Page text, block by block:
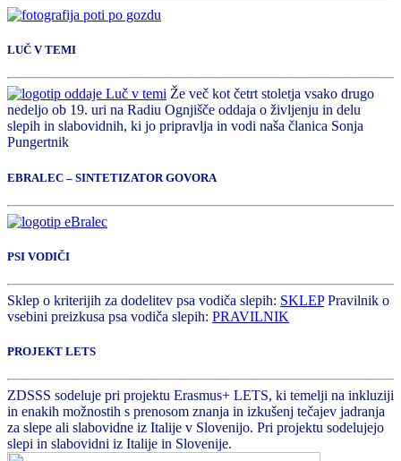
LUČ V TEMI
Že več kot četrt stoletja vsako drugo
nedeljo ob 19. uri na Radiu Ognjišče oddaja o življenju in delu
slepih in slabovidnih, ki jo pripravlja in vodi naša članica Sonja
Pungertnik
EBRALEC – SINTETIZATOR GOVORA
PSI VODIČI
Sklep o kriterijih za dodelitev psa vodiča slepih: SKLEPPravilnik o
vsebini preizkusa psa vodiča slepih: PRAVILNIK
PROJEKT LETS
ZDSSS sodeluje pri projektu Erasmus+ LETS, ki temelji na inkluziji
in enakih možnostih s prenosom znanja in izkušenj tečajev jadranja
za slepe ali slabovidne iz Italije v Slovenijo. Pri projektu sodelujejo
slepi in slabovidni iz Italije in Slovenije.